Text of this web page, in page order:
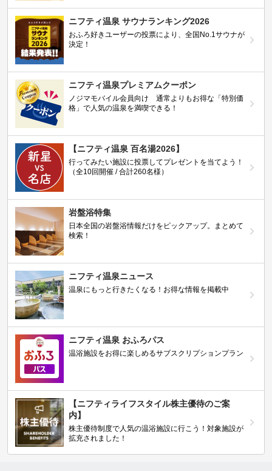
ニフティ温泉 サウナランキング2026
おふろ好きユーザーの投票により、全国No.1サウナが
決定！
ニフティ温泉プレミアムクーポン
ノジマモバイル会員向け 通常よりもお得な「特別価
格」で人気の温泉を満喫できる！
【ニフティ温泉 百名湯2026】
行ってみたい施設に投票してプレゼントを当てよう！
（全10回開催 / 合計260名様）
岩盤浴特集
日本全国の岩盤浴情報だけをピックアップ。まとめて
検索！
ニフティ温泉ニュース
温泉にもっと行きたくなる！お得な情報を掲載中
ニフティ温泉 おふろパス
温浴施設をお得に楽しめるサブスクリプションプラン
【ニフティライフスタイル株主優待のご案
内】
株主優待制度で人気の温浴施設に行こう！対象施設が
拡充されました！